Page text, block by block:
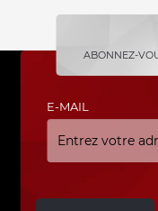
ABONNEZ-
E-MAIL